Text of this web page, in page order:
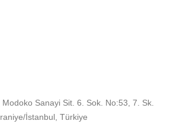
Modoko Sanayi Sit. 6. Sok. No:53, 7. Sk.
İstanbul, Türkiye